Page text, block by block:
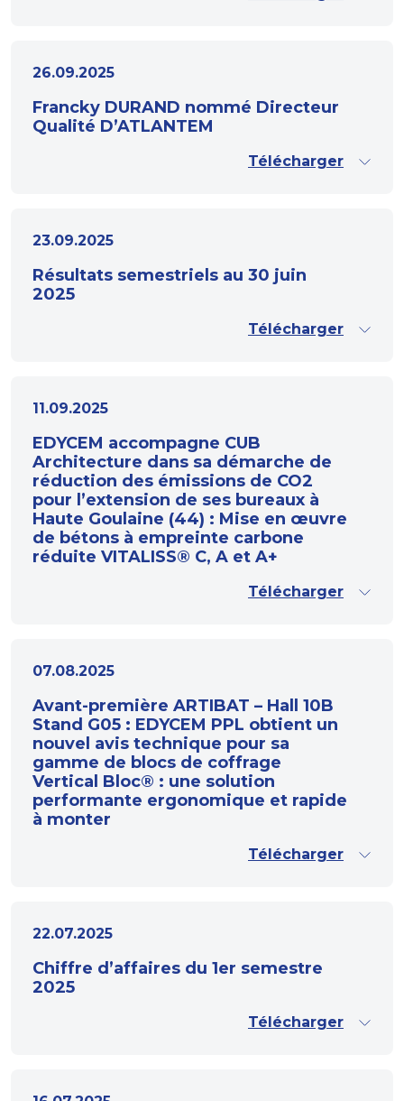
26.09.2025
Francky DURAND nommé Directeur
Qualité D’ATLANTEM
Télécharger
23.09.2025
Résultats semestriels au 30 juin
2025
Télécharger
11.09.2025
EDYCEM accompagne CUB
Architecture dans sa démarche de
réduction des émissions de CO2
pour l’extension de ses bureaux à
Haute Goulaine (44) : Mise en œuvre
de bétons à empreinte carbone
réduite VITALISS® C, A et A+
Télécharger
07.08.2025
Avant-première ARTIBAT – Hall 10B
Stand G05 : EDYCEM PPL obtient un
nouvel avis technique pour sa
gamme de blocs de coffrage
Vertical Bloc® : une solution
performante ergonomique et rapide
à monter
Télécharger
22.07.2025
Chiffre d’affaires du 1er semestre
2025
Télécharger